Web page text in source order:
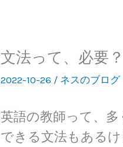
文法って、必要？
2022-10-26 / ネスのブログ
英語の教師って、
できる文法もある